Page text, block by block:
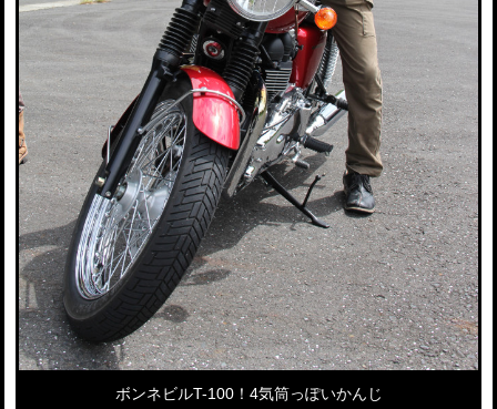
ボンネビルT-100！4気筒っぽいかんじ